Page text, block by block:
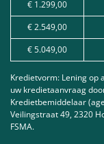
€ 1.299,00
€ 2.549,00
€ 5.049,00
Kredietvorm: Lening op
uw kredietaanvraag
Kredietbemiddelaar
Veilingstraat 49, 2320
FSMA.